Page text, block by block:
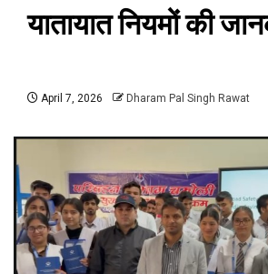
यातायात नियमों की
April 7, 2026 Dharam Pal Singh Rawat